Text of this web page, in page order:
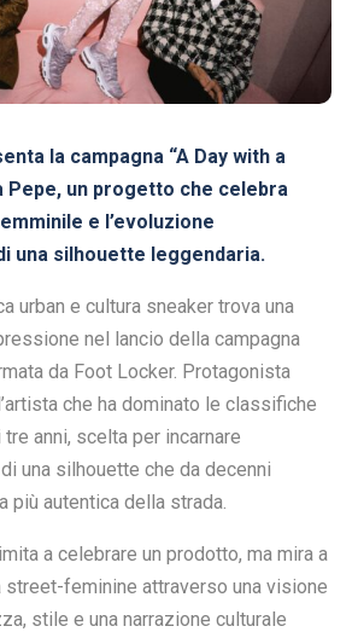
la campagna “A Day with a
Pepe, un progetto che celebra
e l’evoluzione
una silhouette leggendaria.
urban e cultura sneaker trova una
nel lancio della campagna
da Foot Locker. Protagonista
che ha dominato le classifiche
anni, scelta per incarnare
una silhouette che da decenni
più autentica della strada.
a celebrare un prodotto, ma mira a
street-feminine attraverso una visione
stile e una narrazione culturale